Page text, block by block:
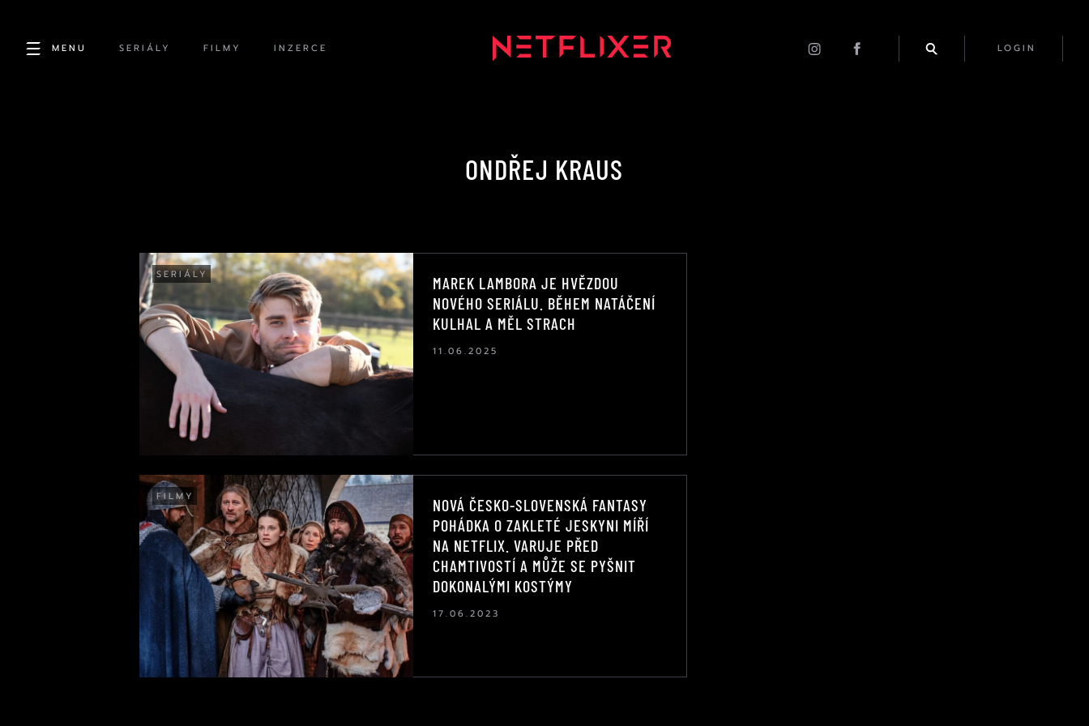
MENU SERIÁLY FILMY INZERCE LOGIN
ONDŘEJ KRAUS
SERIÁLY
MAREK LAMBORA JE HVĚZDOU
NOVÉHO SERIÁLU. BĚHEM NATÁČENÍ
KULHAL A MĚL STRACH
11.06.2025
FILMY
NOVÁ ČESKO-SLOVENSKÁ FANTASY
POHÁDKA O ZAKLETÉ JESKYNI MÍŘÍ
NA NETFLIX. VARUJE PŘED
CHAMTIVOSTÍ A MŮŽE SE PYŠNIT
DOKONALÝMI KOSTÝMY
17.06.2023